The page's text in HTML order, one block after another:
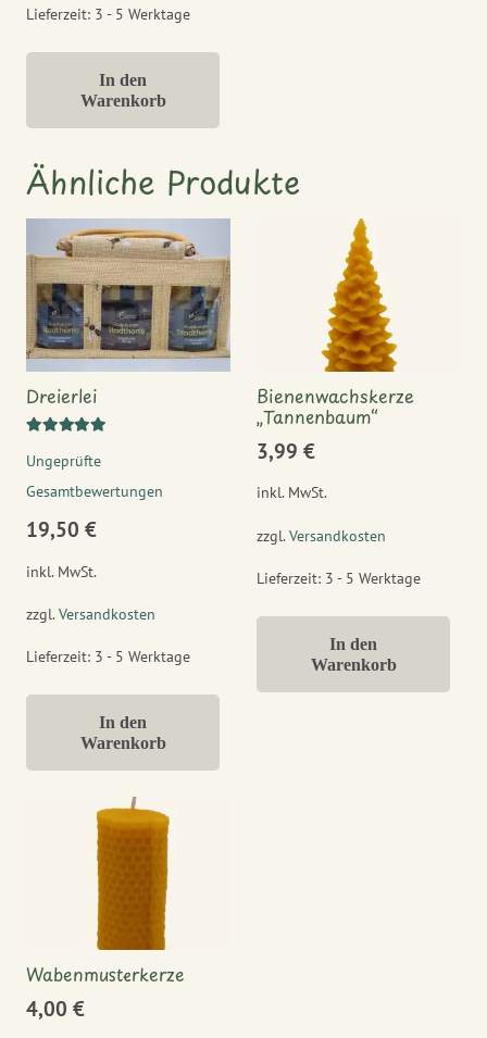
Lieferzeit: 3 - 5 Werktage
In den
Warenkorb
Ähnliche Produkte
Dreierlei
Ungeprüfte
Gesamtbewertungen
19,50 €
inkl. MwSt.
zzgl.Versandkosten
Lieferzeit: 3 - 5 Werktage
In den
Warenkorb
Bienenwachskerze
„Tannenbaum“
3,99 €
inkl. MwSt.
zzgl.Versandkosten
Lieferzeit: 3 - 5 Werktage
In den
Warenkorb
Wabenmusterkerze
4,00 €